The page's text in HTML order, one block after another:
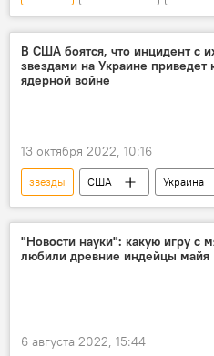
Фотолента
Анджелина
жертвы
В США боятся, что инцидент с
звездами на Украине приведет
ядерной войне
13 октября 2022, 10:16
звезды США
Украина
Политика
Общество
Спецоперация России по защите
"Новости науки": какую игру с
любили древние индейцы майя
6 августа 2022, 15:44